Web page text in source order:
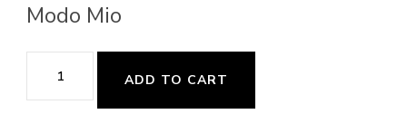
Modo Mio
Borbone
16pz.
ADD TO CART